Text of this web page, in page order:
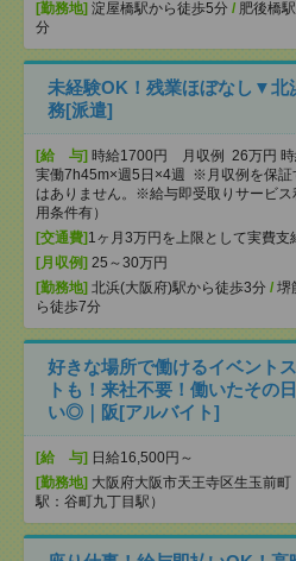
[勤務地] 淀屋橋駅から徒歩5分 / 肥後橋
分
未経験OK！残業ほぼなし▼北
務[派遣]
[給 与] 時給1700円 月収例 26万円 時
実働7h45m×週5日×4週 ※月収例を保証
はありません。※給与即受取りサービス
用条件有）
[交通費] 1ヶ月3万円を上限として実費支
[月収例] 25～30万円
[勤務地] 北浜(大阪府)駅から徒歩3分 / 堺
ら徒歩7分
好きな場所で働けるイベント
トも！来社不要！働いたその
い◎｜阪[アルバイト]
[給 与] 日給16,500円～
[勤務地] 大阪府大阪市天王寺区生玉前町
駅：谷町九丁目駅）